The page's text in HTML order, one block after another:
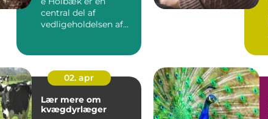
central del af
vedligeholdelsen af
02. apr
Lær mere om
kvægdyrlæger